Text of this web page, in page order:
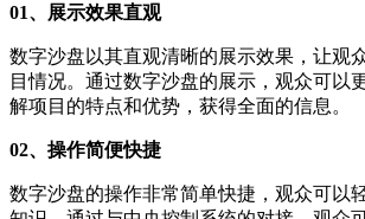
01、展示效果直观
数字沙盘以其直观清晰的展示效果，让观
目情况。通过数字沙盘的展示，观众可以
解项目的特点和优势，获得全面的信息。
02、操作简便快捷
数字沙盘的操作非常简单快捷，观众可以